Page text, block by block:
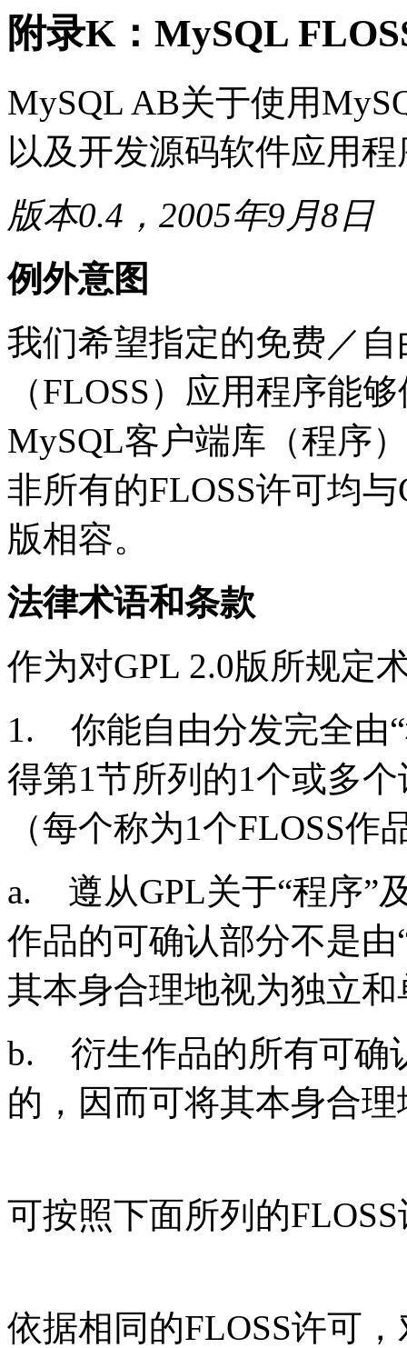
附录K：MySQL
MySQL AB关于使用
以及开发源码软件应用程
版本0.4 ， 2005年9月8日
例外意图
我们希望指定的免费／
（FLOSS）应用程序能
MySQL客户端库（程序
非所有的FLOSS许可均与
版相容。
法律术语和条款
作为对GPL 2.0版所规定
1.
你能自由分发完全由
得第1节所列的1个或多
（每个称为1个FLOSS作
a.
遵从GPL关于“程序”
作品的可确认部分不是
其本身合理地视为独立
b.
衍生作品的所有可确
的，因而可将其本身合
可按照下面所列的FLOSS
依据相同的FLOSS许可